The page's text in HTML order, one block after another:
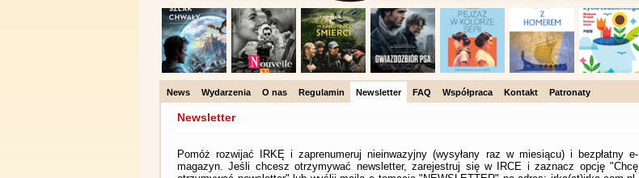
News Wydarzenia O nas Regulamin Newsletter FAQ Współpraca Kontakt Patronaty
Newsletter
Pomóż rozwijać IRKĘ i zaprenumeruj nieinwazyjny (wysyłany raz w miesiącu) i bezpłatny e-
magazyn. Jeśli chcesz otrzymywać newsletter, zarejestruj się w IRCE i zaznacz opcję "Chcę